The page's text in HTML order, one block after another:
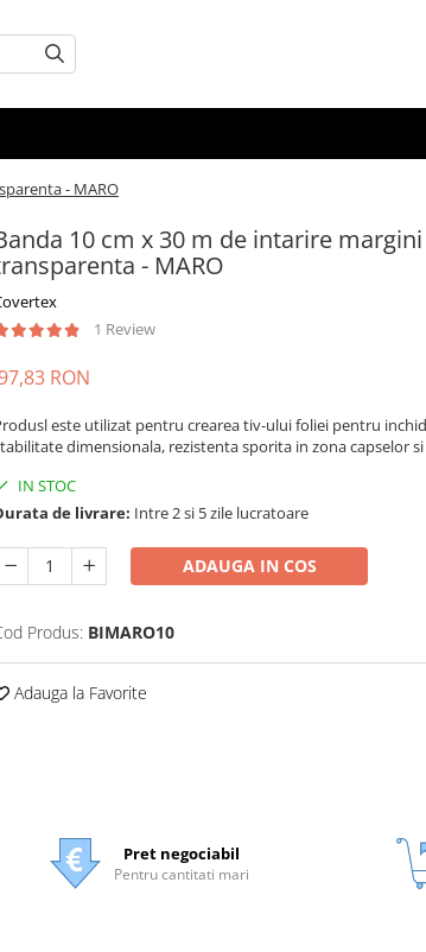
- MARO
10 cm x 30 m de intarire
- MARO
1 Review
RON
este utilizat pentru crearea tiv-ului foliei pentru
dimensionala, rezistenta sporita in zona capselor
IN STOC
de livrare: Intre 2 si 5 zile lucratoare
ADAUGA IN COS
Produs: BIMARO10
Adauga la Favorite
Pret negociabil
Pentru cantitati mari